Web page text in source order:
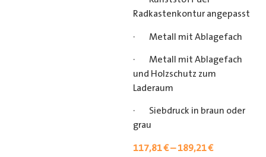
Radkastenkontur angepasst
· Metall mit Ablagefach
· Metall mit Ablagefach
und Holzschutz zum
Laderaum
· Siebdruck in braun oder
grau
117,81€–189,21€